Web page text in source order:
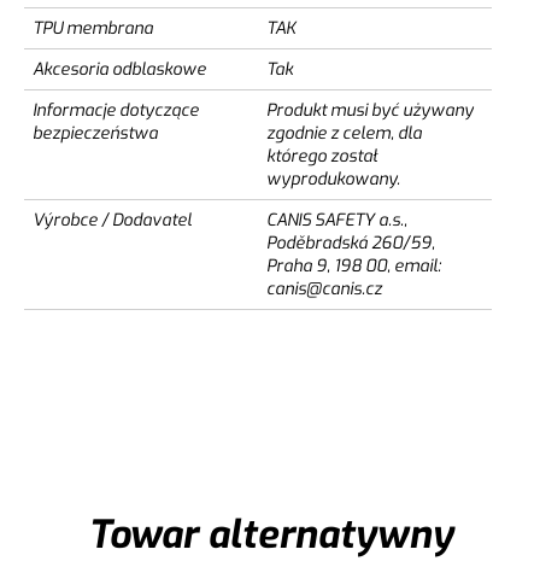
TPU membrana
TAK
Akcesoria odblaskowe
Tak
Informacje dotyczące
bezpieczeństwa
Produkt musi być używany
zgodnie z celem, dla
którego został
wyprodukowany.
Výrobce / Dodavatel
CANIS SAFETY a.s.,
Poděbradská 260/59,
Praha 9, 198 00, email:
canis@canis.cz
Towar alternatywny